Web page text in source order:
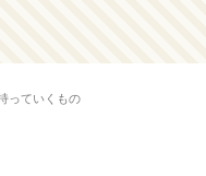
っていくもの